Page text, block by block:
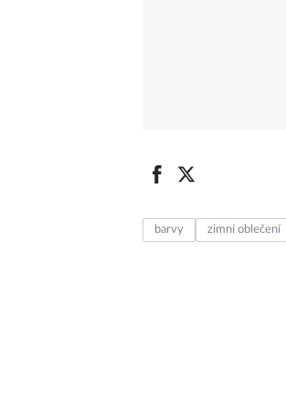
barvy zimní oblečení